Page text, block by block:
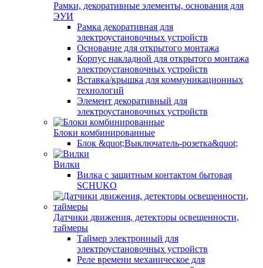
Рамки, декоративные элементы, основания для
ЭУИ
Рамка декоративная для
электроустановочных устройств
Основание для открытого монтажа
Корпус накладной для открытого монтажа
электроустановочных устройств
Вставка/крышка для коммуникационных
технологий
Элемент декоративный для
электроустановочных устройств
Блоки комбинированные
Блок &quot;Выключатель-розетка&quot;
Вилки
Вилка с защитным контактом бытовая
SCHUKO
Датчики движения, детекторы освещенности,
таймеры
Таймер электронный для
электроустановочных устройств
Реле времени механическое для